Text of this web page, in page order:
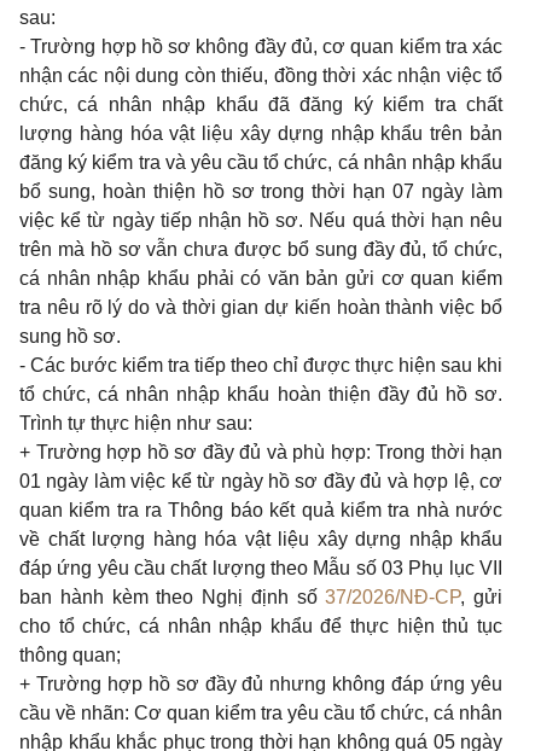
sau:
- Trường hợp hồ sơ không đầy đủ, cơ quan kiểm tra xác
nhận các nội dung còn thiếu, đồng thời xác nhận việc tổ
chức, cá nhân nhập khẩu đã đăng ký kiểm tra chất
lượng hàng hóa vật liệu xây dựng nhập khẩu trên bản
đăng ký kiểm tra và yêu cầu tổ chức, cá nhân nhập khẩu
bổ sung, hoàn thiện hồ sơ trong thời hạn 07 ngày làm
việc kể từ ngày tiếp nhận hồ sơ. Nếu quá thời hạn nêu
trên mà hồ sơ vẫn chưa được bổ sung đầy đủ, tổ chức,
cá nhân nhập khẩu phải có văn bản gửi cơ quan kiểm
tra nêu rõ lý do và thời gian dự kiến hoàn thành việc bổ
sung hồ sơ.
- Các bước kiểm tra tiếp theo chỉ được thực hiện sau khi
tổ chức, cá nhân nhập khẩu hoàn thiện đầy đủ hồ sơ.
Trình tự thực hiện như sau:
+ Trường hợp hồ sơ đầy đủ và phù hợp: Trong thời hạn
01 ngày làm việc kể từ ngày hồ sơ đầy đủ và hợp lệ, cơ
quan kiểm tra ra Thông báo kết quả kiểm tra nhà nước
về chất lượng hàng hóa vật liệu xây dựng nhập khẩu
đáp ứng yêu cầu chất lượng theo Mẫu số 03 Phụ lục VII
ban hành kèm theo Nghị định số37/2026/NĐ-CP, gửi
cho tổ chức, cá nhân nhập khẩu để thực hiện thủ tục
thông quan;
+ Trường hợp hồ sơ đầy đủ nhưng không đáp ứng yêu
cầu về nhãn: Cơ quan kiểm tra yêu cầu tổ chức, cá nhân
nhập khẩu khắc phục trong thời hạn không quá 05 ngày